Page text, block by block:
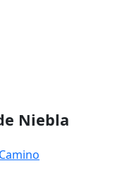
Niebla